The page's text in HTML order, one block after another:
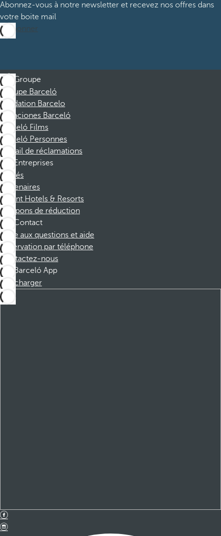
Abonnez-vous à notre newsletter et recevez nos offres dans
votre boite mail
M’abonner
Groupe
Groupe Barceló
Fondation Barcelo
Vacaciones Barceló
Barceló Films
Barceló Personnes
Portail de réclamations
Entreprises
Affiliés
Partenaires
Dorint Hotels & Resorts
Coupons de réduction
Contact
Foire aux questions et aide
Réservation par téléphone
Contactez-nous
Barceló App
Télécharger